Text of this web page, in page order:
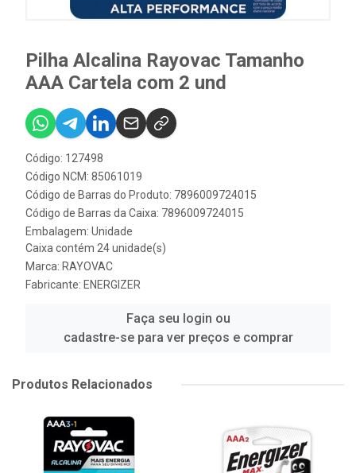
Pilha Alcalina Rayovac Tamanho
AAA Cartela com 2 und
Código: 127498
Código NCM: 85061019
Código de Barras do Produto: 7896009724015
Código de Barras da Caixa: 7896009724015
Embalagem: Unidade
Caixa contém 24 unidade(s)
Marca: RAYOVAC
Fabricante: ENERGIZER
Faça seu login ou
cadastre-se para ver preços e comprar
Produtos Relacionados